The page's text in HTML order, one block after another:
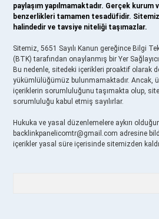
paylaşım yapılmamaktadır. Gerçek kurum
benzerlikleri tamamen tesadüfidir.
halindedir ve tavsiye niteliği taşımazlar.
Sitemiz, 5651 Sayılı Kanun gereğince Bilgi
(BTK) tarafından onaylanmış bir Yer
Bu nedenle, sitedeki içerikleri proaktif olarak
yükümlülüğümüz bulunmamaktadır. Ancak,
içeriklerin sorumluluğunu taşımakta olup,
sorumluluğu kabul etmiş sayılırlar.
Hukuka ve yasal düzenlemelere aykırı
backlinkpanelicomtr@gmail.com adresine
içerikler yasal süre içerisinde sitemizden